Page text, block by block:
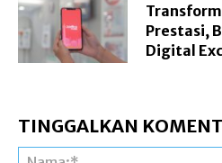
Prestasi,
Digital
TINGGALKAN